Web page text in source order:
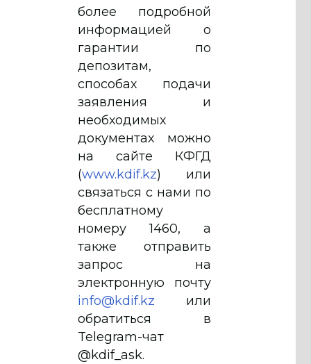
более подробной
информацией о
гарантии по
депозитам,
способах подачи
заявления и
необходимых
документах можно
на сайте КФГД
(www.kdif.kz) или
связаться с нами по
бесплатному
номеру 1460, а
также отправить
запрос на
электронную почту
info@kdif.kz или
обратиться в
Telegram-чат
@kdif_ask.